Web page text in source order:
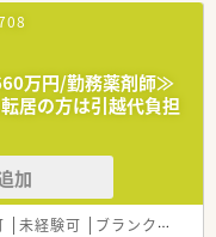
特に浜松という地域に根
急募しています。
業務や学術的な分野にも
は優先的に採用してお
ので、まずは気軽にご相
万円/勤務薬剤師≫
居の方は引越代負担
加
未経験可 ブランク可